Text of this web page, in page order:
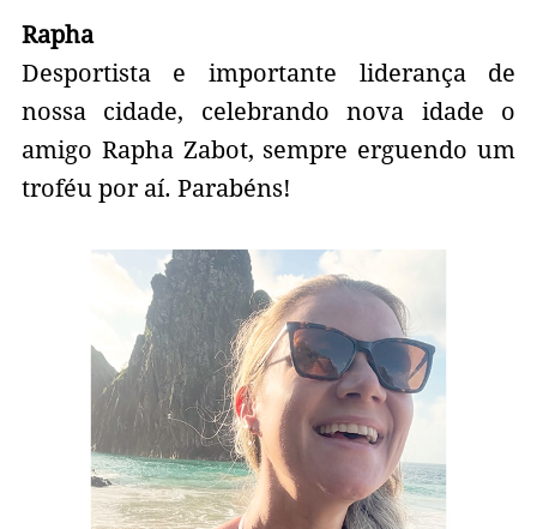
Rapha
Desportista e importante liderança de
nossa cidade, celebrando nova idade o
amigo Rapha Zabot, sempre erguendo um
troféu por aí. Parabéns!